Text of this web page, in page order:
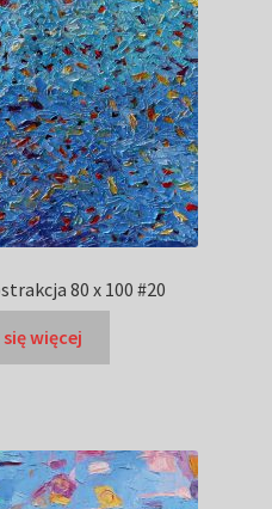
80 x 100 #20
więcej